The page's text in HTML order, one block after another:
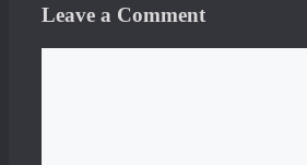
Leave a Comment